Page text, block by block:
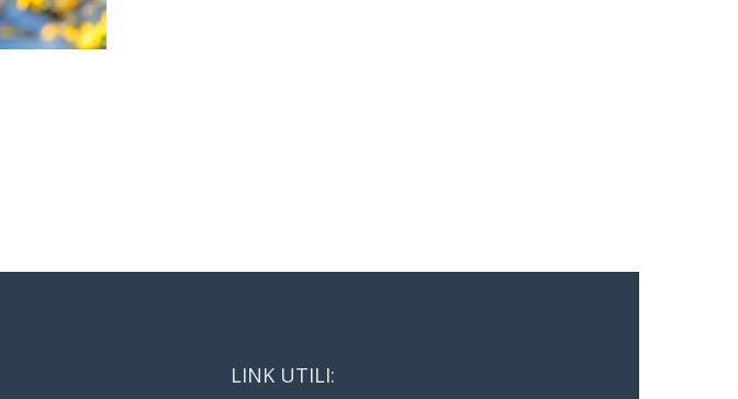
LINK UTILI: